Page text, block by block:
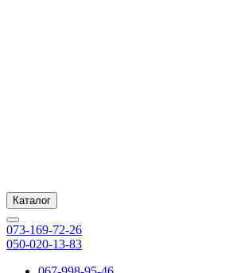
Каталог
073-169-72-26
050-020-13-83